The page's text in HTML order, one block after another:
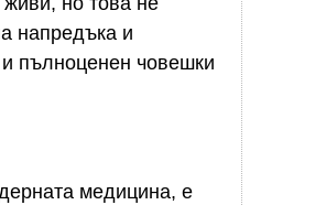
напредъка и
пълноценен човешки
медицина, е